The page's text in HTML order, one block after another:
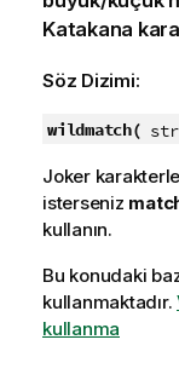
Katakana
Söz Dizimi:
wildmatch(
Joker
isterseniz
kullanın.
Bu konudaki
kullanmaktadır.
kullanma